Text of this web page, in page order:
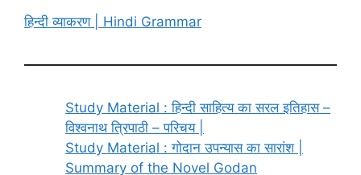
हिन्दी व्याकरण | Hindi Grammar
Study Material : हिन्दी साहित्य का सरल इतिहास –
विश्वनाथ त्रिपाठी – परिचय |
Study Material : गोदान उपन्यास का सारांश |
Summary of the Novel Godan